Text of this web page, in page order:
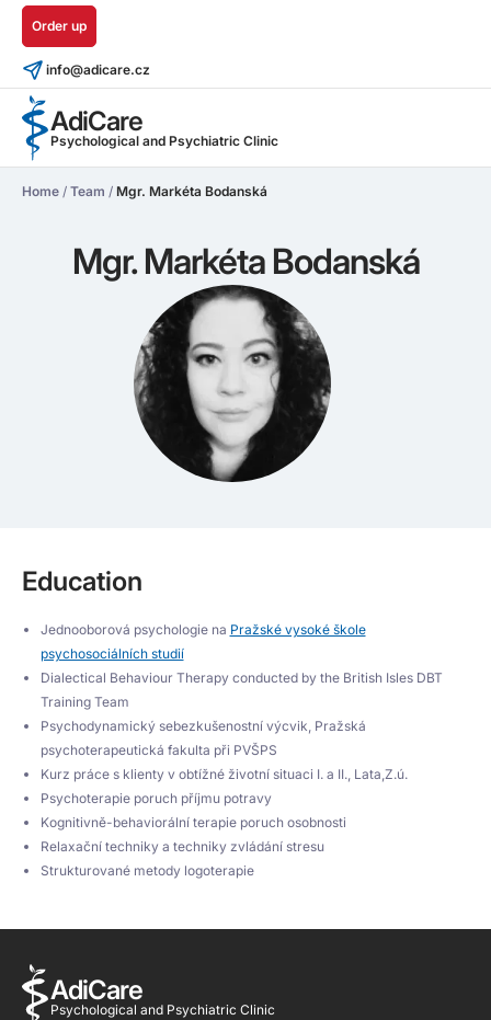
AdiCare
Psychological and Psychiatric Clinic
Order up
info@adicare.cz
Home / Team / Mgr. Markéta Bodanská
Mgr. Markéta Bodanská
Education
Jednooborová psychologie na Pražské vysoké škole
psychosociálních studií
Dialectical Behaviour Therapy conducted by the British Isles DBT
Training Team
Psychodynamický sebezkušenostní výcvik, Pražská
psychoterapeutická fakulta při PVŠPS
Kurz práce s klienty v obtížné životní situaci I. a II., Lata,Z.ú.
Psychoterapie poruch příjmu potravy
Kognitivně-behaviorální terapie poruch osobnosti
Relaxační techniky a techniky zvládání stresu
Strukturované metody logoterapie
AdiCare
Psychological and Psychiatric Clinic